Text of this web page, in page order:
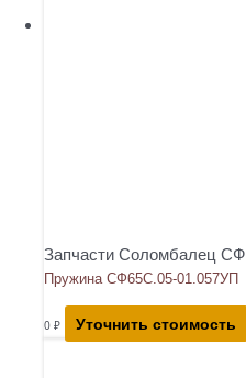
Запчасти Соломбалец СФ
Пружина СФ65С.05-01.057УП
0 ₽ Уточнить стоимость